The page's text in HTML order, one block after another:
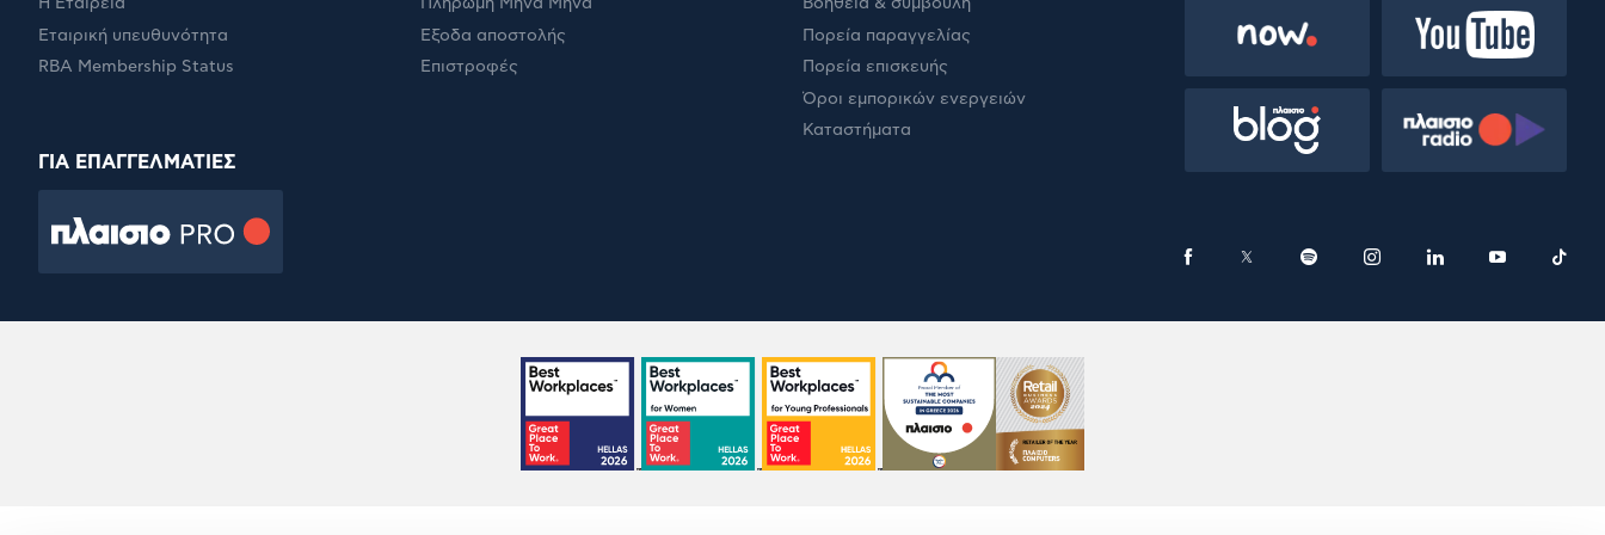
Η Εταιρεία
Εταιρική υπευθυνότητα
RBA Membership Status
Πληρωμή Μήνα Μήνα
Έξοδα αποστολής
Επιστροφές
Βοήθεια & συμβουλή
Πορεία παραγγελίας
Πορεία επισκευής
Όροι εμπορικών ενεργειών
Καταστήματα
ΓΙΑ ΕΠΑΓΓΕΛΜΑΤΙΕΣ